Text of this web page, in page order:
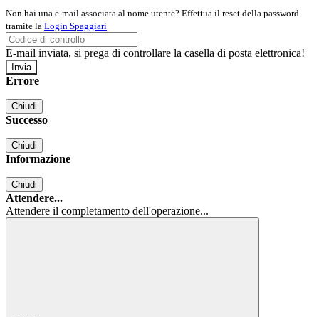
Non hai una e-mail associata al nome utente? Effettua il reset della password
tramite la Login Spaggiari
E-mail inviata, si prega di controllare la casella di posta elettronica!
Errore
Chiudi
Successo
Chiudi
Informazione
Chiudi
Attendere...
Attendere il completamento dell'operazione...